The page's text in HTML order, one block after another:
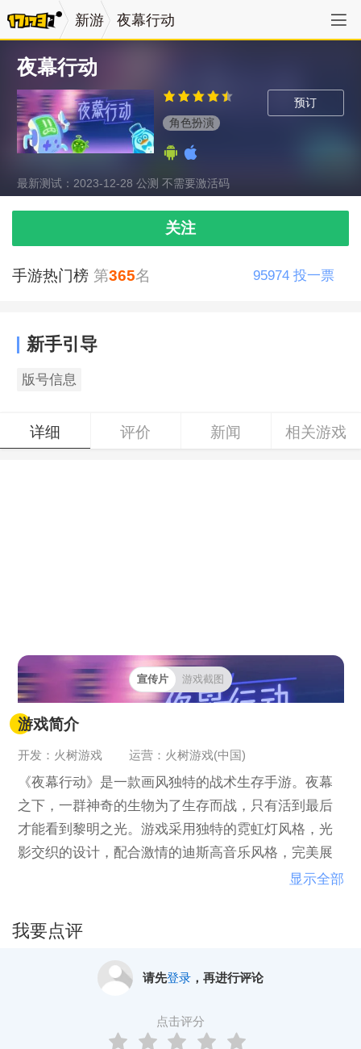
新游 夜幕行动
夜幕行动
预订
角色扮演
最新测试：2023-12-28 公测 不需要激活码
关注
手游热门榜 第365名 95974 投一票
新手引导
版号信息
详细 评价 新闻 相关游戏
宣传片 游戏截图
游戏简介
开发：火树游戏 运营：火树游戏(中国)
《夜幕行动》是一款画风独特的战术生存手游。夜幕
之下，一群神奇的生物为了生存而战，只有活到最后
才能看到黎明之光。游戏采用独特的霓虹灯风格，光
影交织的设计，配合激情的迪斯高音乐风格，完美展
现了热血激情的夜幕生存战斗。游戏操作极其简单，
任何视觉障碍。夜幕行动即将开始，你能活到最后
显示全部
我要点评
请先登录，再进行评论
点击评分